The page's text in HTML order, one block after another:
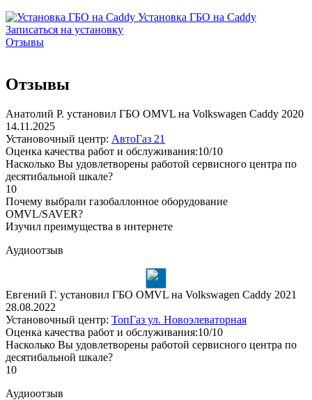
Установка ГБО на Caddy
Записаться на установку
Отзывы
Отзывы
Анатолий Р. установил ГБО OMVL на Volkswagen Caddy 2020
14.11.2025
Установочный центр: АвтоГаз 21
Оценка качества работ и обслуживания:10/10
Насколько Вы удовлетворены работой сервисного центра по
десятибальной шкале?
10
Почему выбрали газобаллонное оборудование
OMVL/SAVER?
Изучил преимущества в интернете
Аудиоотзыв
Евгений Г. установил ГБО OMVL на Volkswagen Caddy 2021
28.08.2022
Установочный центр: ТопГаз ул. Новоэлеваторная
Оценка качества работ и обслуживания:10/10
Насколько Вы удовлетворены работой сервисного центра по
десятибальной шкале?
10
Аудиоотзыв